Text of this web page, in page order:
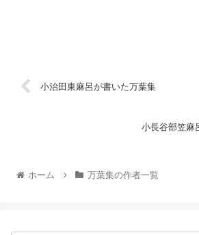
小治田東麻呂が書いた万葉集
小長谷部笠麻
ホーム 万葉集の作者一覧